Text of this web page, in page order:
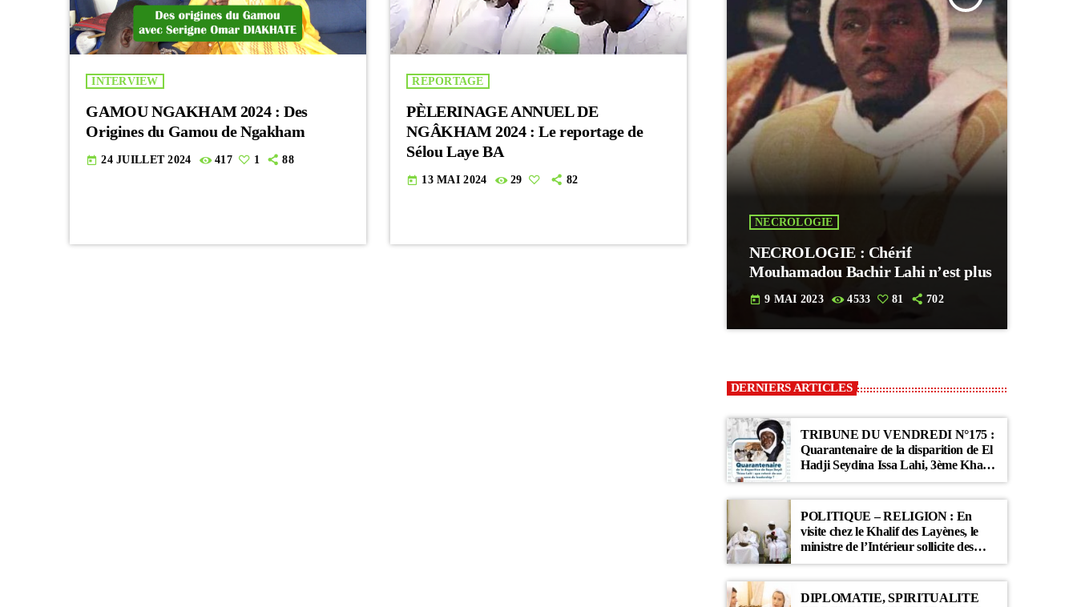
INTERVIEW
GAMOU NGAKHAM 2024 : Des
Origines du Gamou de Ngakham
today 24 JUILLET 2024 417 1 88
REPORTAGE
PÈLERINAGE ANNUEL DE
NGÂKHAM 2024 : Le reportage de
Sélou Laye BA
today 13 MAI 2024 29 82
NECROLOGIE
NECROLOGIE : Chérif
Mouhamadou Bachir Lahi n’est plus
today 9 MAI 2023 4533 81 702
DERNIERS ARTICLES
TRIBUNE DU VENDREDI N°175 :
Quarantenaire de la disparition de El
Hadji Seydina Issa Lahi, 3ème Khalif
des Ahloulahi
POLITIQUE – RELIGION : En
visite chez le Khalif des Layènes, le
ministre de l’Intérieur sollicite des
prières pour le Sénégal
DIPLOMATIE, SPIRITUALITE